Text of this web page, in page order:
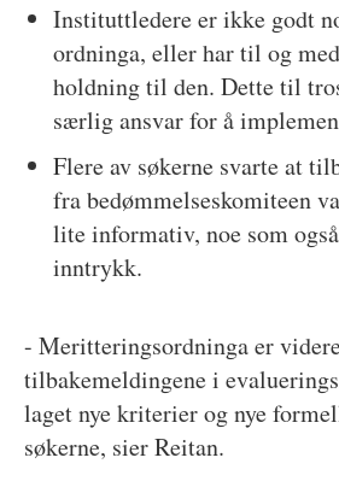
Instituttledere er ikke godt
ordninga, eller har til og
holdning til den. Dette til
særlig ansvar for å
Flere av søkerne svarte at
fra bedømmelseskomiteen
lite informativ, noe som
inntrykk.
- Meritteringsordninga er
tilbakemeldingene i
laget nye kriterier og nye
søkerne, sier Reitan.